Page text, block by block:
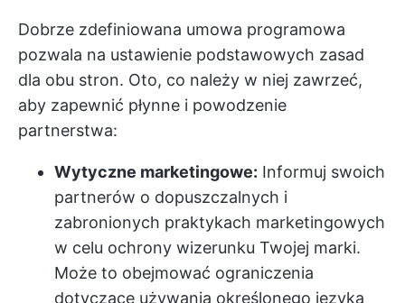
Dobrze zdefiniowana umowa programowa
pozwala na ustawienie podstawowych zasad
dla obu stron. Oto, co należy w niej zawrzeć,
aby zapewnić płynne i powodzenie
partnerstwa:
Wytyczne marketingowe: Informuj swoich
partnerów o dopuszczalnych i
zabronionych praktykach marketingowych
w celu ochrony wizerunku Twojej marki.
Może to obejmować ograniczenia
dotyczące używania określonego języka